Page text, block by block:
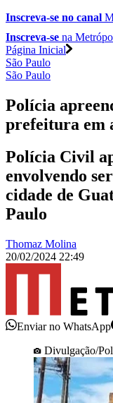
Inscreva-se no canal
Inscreva-se na
Página Inicial
São Paulo
São Paulo
Polícia
prefeitura em
Polícia Civil
envolvendo
cidade de
Paulo
Thomaz Molina
20/02/2024 22:49
Enviar no WhatsApp
Divulgação/